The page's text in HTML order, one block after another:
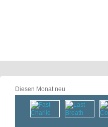
Diesen Monat neu